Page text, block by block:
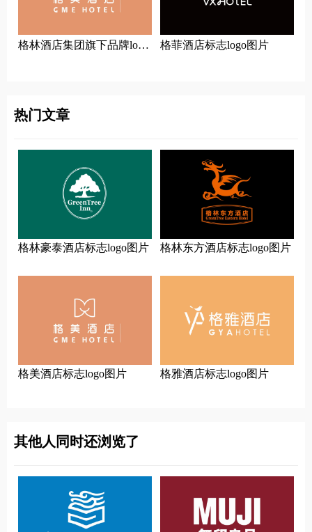
‌格林酒店集团旗下品牌logo
格菲酒店标志logo图片
热门文章
格林豪泰酒店标志logo图片 格林东方酒店标志logo图片
格美酒店标志logo图片 格雅酒店标志logo图片
其他人同时还浏览了